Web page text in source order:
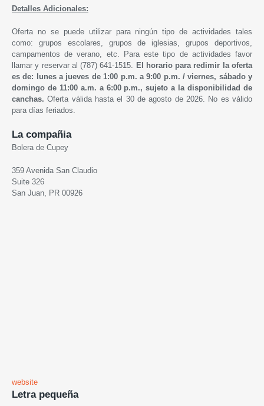
Detalles Adicionales:
Oferta no se puede utilizar para ningún tipo de actividades tales
como: grupos escolares, grupos de iglesias, grupos deportivos,
campamentos de verano, etc. Para este tipo de actividades favor
llamar y reservar al (787) 641-1515.
El horario para redimir la oferta
es de: lunes a jueves de 1:00 p.m. a 9:00 p.m. /viernes, sábado y
domingo de 11:00 a.m. a 6:00 p.m.,sujeto a la disponibilidad de
canchas.Oferta válida hasta el 30 de agosto de 2026. No es válido
para días feriados.
La compañia
Bolera de Cupey
359 Avenida San Claudio
Suite 326
San Juan, PR 00926
website
Letra pequeña